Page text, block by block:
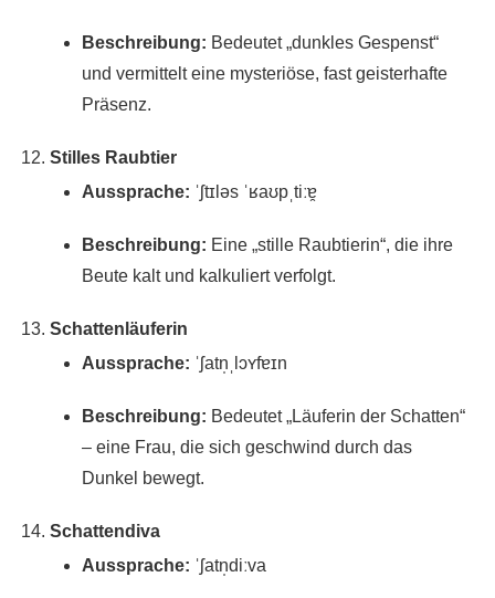
Beschreibung: Bedeutet „dunkles Gespenst“
und vermittelt eine mysteriöse, fast geisterhafte
Präsenz.
Stilles Raubtier
Aussprache: ˈʃtɪləs ˈʁaʊpˌtiːɐ̯
Beschreibung: Eine „stille Raubtierin“, die ihre
Beute kalt und kalkuliert verfolgt.
Schattenläuferin
Aussprache: ˈʃatn̩ˌlɔʏfɐɪn
Beschreibung: Bedeutet „Läuferin der Schatten“
– eine Frau, die sich geschwind durch das
Dunkel bewegt.
Schattendiva
Aussprache: ˈʃatn̩diːva